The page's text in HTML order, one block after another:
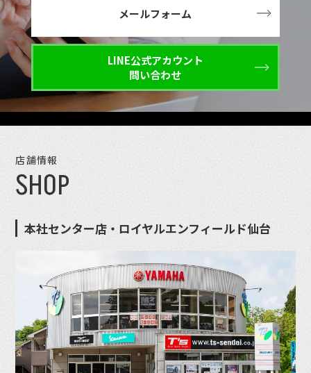
メールフォーム
LINE公式アカウント
問い合わせ
店舗情報
SHOP
本社センター店・ロイヤルエンフィールド仙台